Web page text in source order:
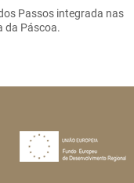
Passos integrada nas
da Páscoa.